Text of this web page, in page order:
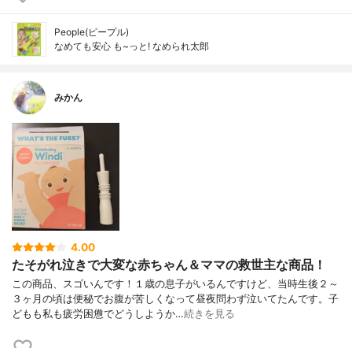
People(ピープル)
なめても安心 も~っと! なめられ太郎
みかん
4.00
たそがれ泣きで大変な赤ちゃん＆ママの救世主な商品！
この商品、スゴいんです！１歳の息子がいるんですけど、当時生後２～
３ヶ月の頃は便秘でお腹が苦しくなって昼夜問わず泣いてたんです。子
どもも私も疲労困憊でどうしようか…続きを見る